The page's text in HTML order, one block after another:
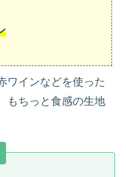
ワインなどを使った
もちっと食感の生地